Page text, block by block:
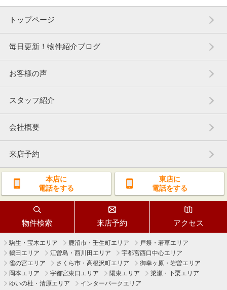
トップページ
毎日更新！物件紹介ブログ
お客様の声
スタッフ紹介
会社概要
来店予約
本店に
電話をする
東店に
電話をする
物件検索 来店予約 アクセス
駒生・宝木エリア 鹿沼市・壬生町エリア
戸祭・若草エリア
鶴田エリア
江曽島・西川田エリア
宇都宮西口中心エリア
雀の宮エリア
さくら市・高根沢町エリア
御幸ヶ原・岩曽エリア
岡本エリア
宇都宮東口エリア 陽東エリア
簗瀬・下栗エリア
ゆいの杜・清原エリア
インターパークエリア